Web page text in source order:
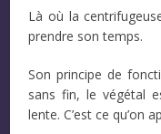
Là où la
prendre son temps.
Son principe de
sans fin, le végétal
lente. C’est ce qu’on